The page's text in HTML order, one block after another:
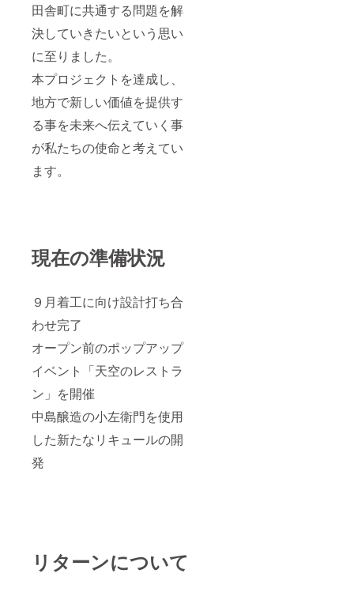
田舎町に共通する問題を解
決していきたいという思い
に至りました。
本プロジェクトを達成し、
地方で新しい価値を提供す
る事を未来へ伝えていく事
が私たちの使命と考えてい
ます。
現在の準備状況
９月着工に向け設計打ち合
わせ完了
オープン前のポップアップ
イベント「天空のレストラ
ン」を開催
中島醸造の小左衛門を使用
した新たなリキュールの開
発
リターンについて